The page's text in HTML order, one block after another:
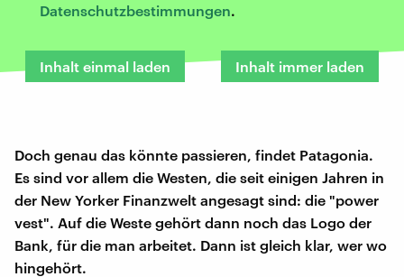
Datenschutzbestimmungen.
Inhalt einmal laden Inhalt immer laden
Doch genau das könnte passieren, findet Patagonia.
Es sind vor allem die Westen, die seit einigen Jahren in
der New Yorker Finanzwelt angesagt sind: die "power
vest". Auf die Weste gehört dann noch das Logo der
Bank, für die man arbeitet. Dann ist gleich klar, wer wo
hingehört.